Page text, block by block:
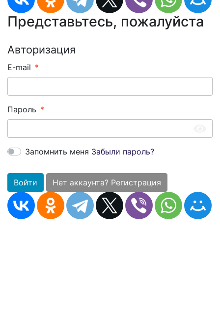
Представьтесь, пожалуйста
Авторизация
E-mail
Пароль
Запомнить меня Забыли пароль?
Войти Нет аккаунта? Регистрация